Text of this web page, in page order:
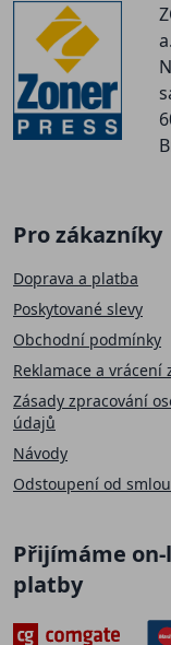
Pro zákazníky
Doprava a platba
Poskytované slevy
Obchodní podmínky
Reklamace a vrácení
Zásady zpracování
údajů
Návody
Odstoupení od
Přijímáme
platby